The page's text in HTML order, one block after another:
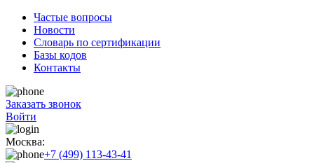
Частые вопросы
Новости
Словарь по сертификации
Базы кодов
Контакты
Заказать звонок
Войти
Москва:
+7 (499) 113-43-41